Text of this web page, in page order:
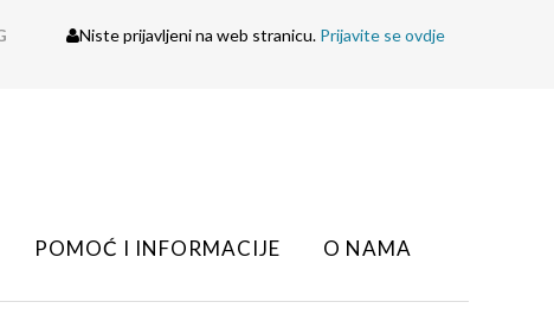
Niste prijavljeni na web stranicu. Prijavite se ovdje
POMOĆ I INFORMACIJE
O NAMA